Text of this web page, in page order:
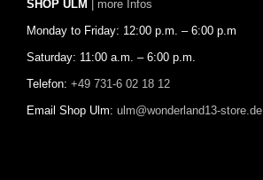
SHOP ULM | more Infos
Monday to Friday: 12:00 p.m. – 6:00 p.m
Saturday: 11:00 a.m. – 6:00 p.m.
Telefon: +49 731-6 02 18 12
Email Shop Ulm: ulm@wonderland13-store.de